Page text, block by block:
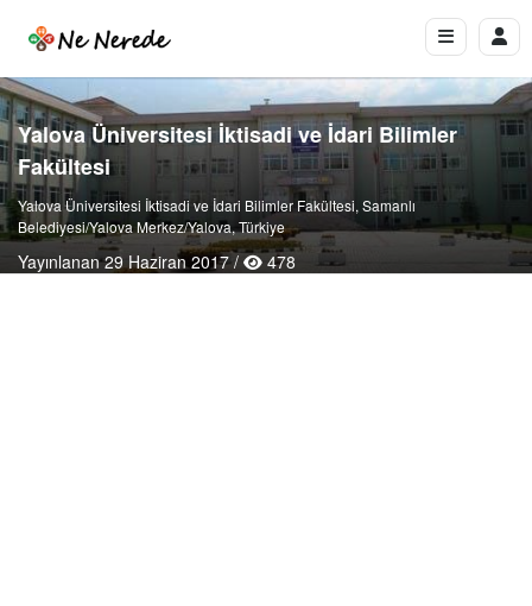
Yalova Üniversitesi İktisadi ve İdari Bilimler
Fakültesi
Yalova Üniversitesi İktisadi ve İdari Bilimler Fakültesi, Samanlı
Belediyesi/Yalova Merkez/Yalova, Türkiye
Yayınlanan 29 Haziran 2017 / 478